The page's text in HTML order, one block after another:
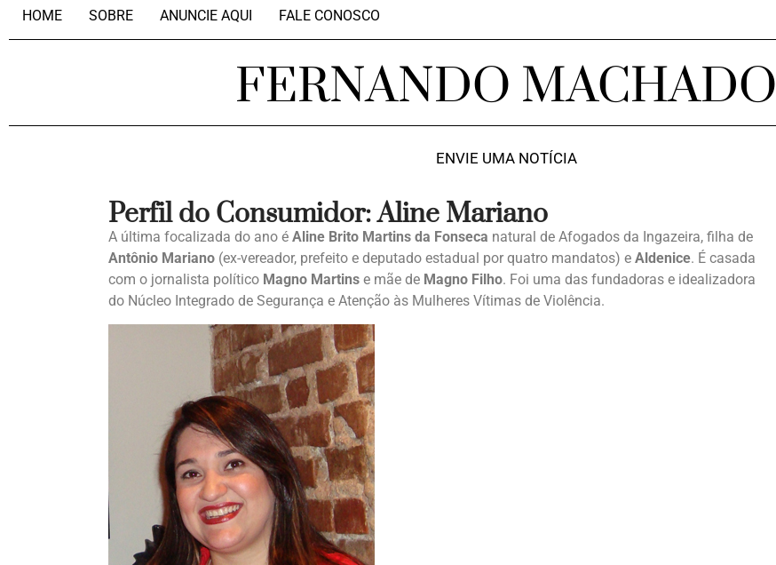
HOME SOBRE ANUNCIE AQUI FALE CONOSCO
FERNANDO MACHADO
ENVIE UMA NOTÍCIA
Perfil do Consumidor: Aline Mariano
A última focalizada do ano é Aline Brito Martins da Fonseca natural de Afogados da Ingazeira, filha de
Antônio Mariano (ex-vereador, prefeito e deputado estadual por quatro mandatos) e Aldenice. É casada
com o jornalista político Magno Martins e mãe de Magno Filho. Foi uma das fundadoras e idealizadora
do Núcleo Integrado de Segurança e Atenção às Mulheres Vítimas de Violência.